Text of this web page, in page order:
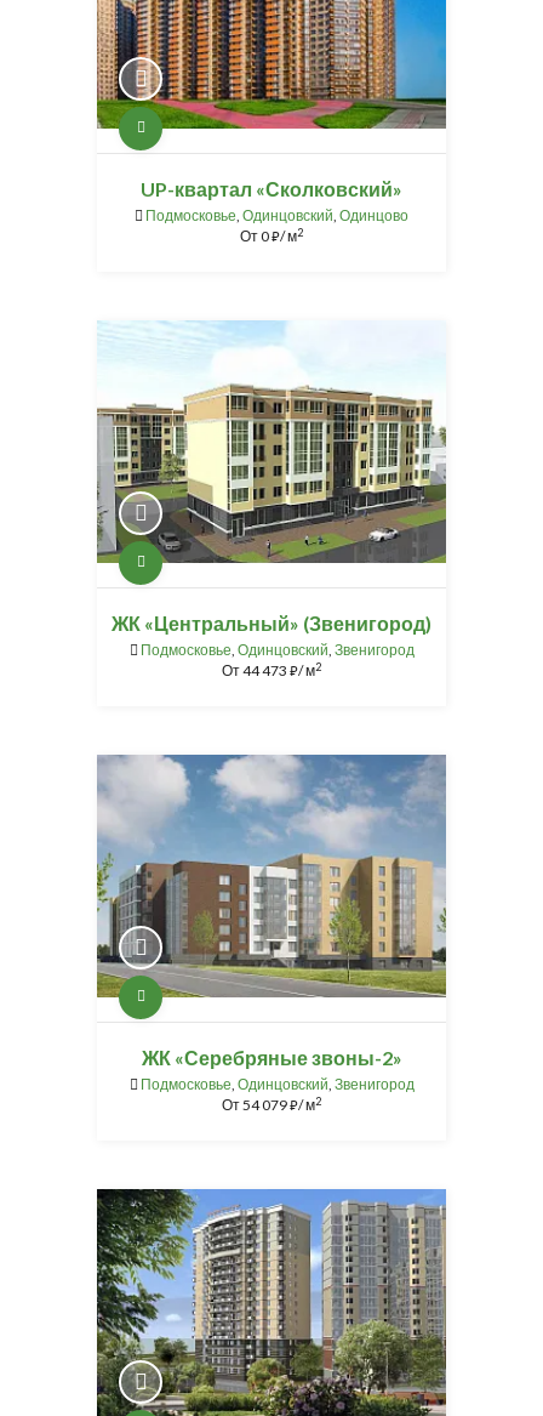
UP-квартал «Сколковский»
Подмосковье, Одинцовский, Одинцово
От0⃏/ м2
ЖК «Центральный» (Звенигород)
Подмосковье, Одинцовский, Звенигород
От44 473 ⃏/ м2
ЖК «Серебряные звоны-2»
Подмосковье, Одинцовский, Звенигород
От54 079⃏/ м2